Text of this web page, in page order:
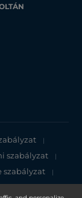
|
szabályzat |
szabályzat |